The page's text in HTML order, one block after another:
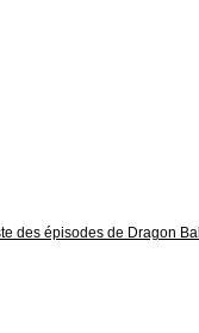
des épisodes de Dragon Ball